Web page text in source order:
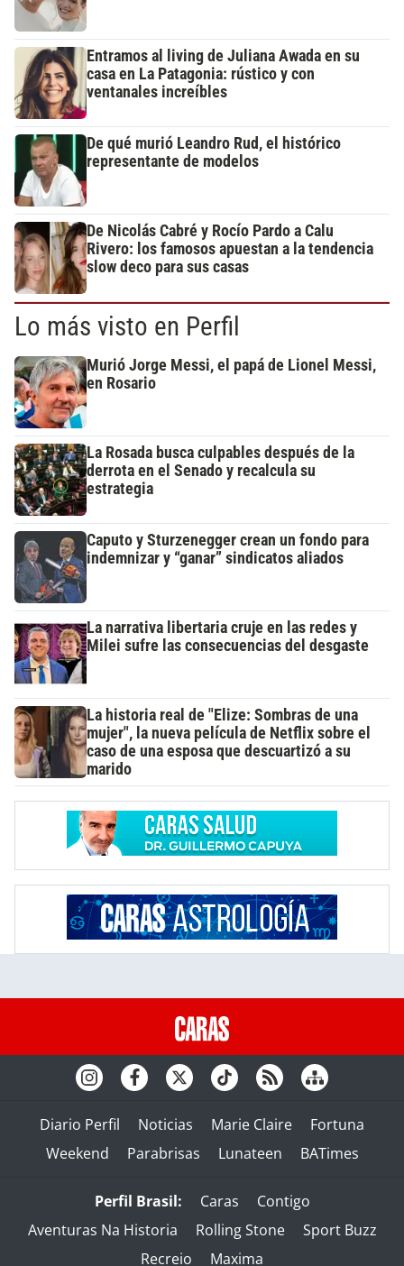
Entramos al living de Juliana Awada en su
casa en La Patagonia: rústico y con
ventanales increíbles
De qué murió Leandro Rud, el histórico
representante de modelos
De Nicolás Cabré y Rocío Pardo a Calu
Rivero: los famosos apuestan a la tendencia
slow deco para sus casas
Lo más visto en Perfil
Murió Jorge Messi, el papá de Lionel Messi,
en Rosario
La Rosada busca culpables después de la
derrota en el Senado y recalcula su
estrategia
Caputo y Sturzenegger crean un fondo para
indemnizar y “ganar” sindicatos aliados
La narrativa libertaria cruje en las redes y
Milei sufre las consecuencias del desgaste
La historia real de "Elize: Sombras de una
mujer", la nueva película de Netflix sobre el
caso de una esposa que descuartizó a su
marido
Diario Perfil Noticias Marie Claire
Fortuna
Weekend
Parabrisas Lunateen BATimes
Perfil Brasil: Caras
Contigo
Aventuras Na Historia
Rolling Stone
Sport Buzz
Recreio
Maxima